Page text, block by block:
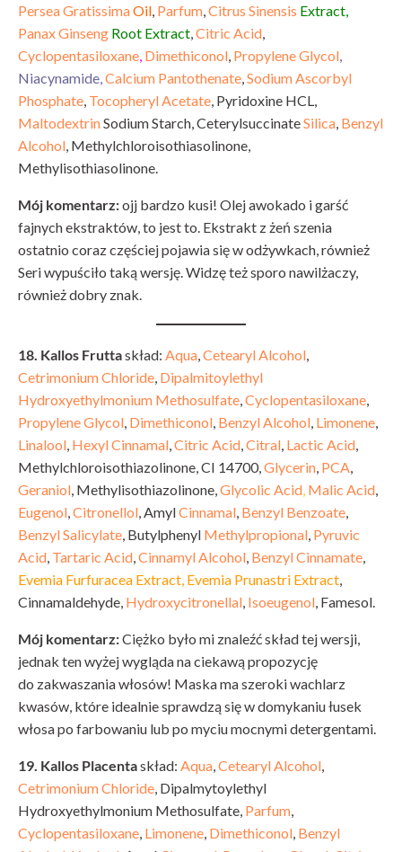
Persea GratissimaOil Parfum Citrus Sinensis Extract,
Panax Ginseng Root Extract Citric Acid
Cyclopentasiloxane Dimethiconol Propylene Glycol
Niacynamide, Calcium Pantothenate Sodium Ascorbyl
Phosphate Tocopheryl Acetate , Pyridoxine HCL,
MaltodextrinSodium Starch, CeterylsuccinateSilica Benzyl
Alcohol , Methylchloroisothiasolinone,
Methylisothiasolinone.
Mój komentarz:ojj bardzo kusi! Olej awokado i garść
fajnych ekstraktów, to jest to. Ekstrakt z żeń szenia
ostatnio coraz częściej pojawia się w odżywkach, również
Seri wypuściło taką wersję. Widzę też sporo nawilżaczy,
również dobry znak.
18. Kallos Fruttaskład: Aqua Cetearyl Alcohol
Cetrimonium Chloride Dipalmitoylethyl
Hydroxyethylmonium Methosulfate Cyclopentasiloxane
Propylene Glycol Dimethiconol Benzyl Alcohol Limonene
Linalool Hexyl Cinnamal Citric Acid Citral Lactic Acid
Methylchloroisothiazolinone, CI 14700, Glycerin PCA
Geraniol , Methylisothiazolinone, Glycolic Acid Malic Acid
Eugenol Citronellol , AmylCinnamal Benzyl Benzoate
Benzyl Salicylate , Butylphenyl Methylpropional Pyruvic
Acid Tartaric Acid Cinnamyl Alcohol Benzyl Cinnamate
Evemia Furfuracea Extract, Evemia Prunastri Extract
Cinnamaldehyde, Hydroxycitronellal Isoeugenol , Famesol.
Mój komentarz:Ciężko było mi znaleźć skład tej wersji,
jednak ten wyżej wygląda na ciekawą propozycję
do zakwaszania włosów! Maska ma szeroki wachlarz
kwasów, które idealnie sprawdzą się w domykaniu łusek
włosa po farbowaniu lub po myciu mocnymi detergentami.
19. Kallos Placentaskład: Aqua Cetearyl Alcohol
Cetrimonium Chloride , Dipalmytoylethyl
Hydroxyethylmonium Methosulfate, Parfum
Cyclopentasiloxane Limonene Dimethiconol Benzyl